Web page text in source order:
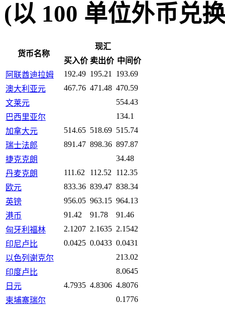
(以 100 单位外币兑
货币名称
现汇
买入价 卖出价 中间价
阿联酋迪拉姆
192.49 195.21
193.69
澳大利亚元
467.76 471.48 470.59
文莱元
554.43
巴西里亚尔
134.1
加拿大元
514.65 518.69 515.74
瑞士法郎
891.47 898.36 897.87
捷克克朗
34.48
丹麦克朗
111.62 112.52
112.35
欧元
833.36 839.47 838.34
英镑
956.05 963.15 964.13
港币
91.42 91.78
91.46
匈牙利福林
2.1207 2.1635 2.1542
印尼卢比
0.0425 0.0433 0.0431
以色列谢克尔
213.02
印度卢比
8.0645
日元
4.7935 4.8306 4.8076
柬埔寨瑞尔
0.1776